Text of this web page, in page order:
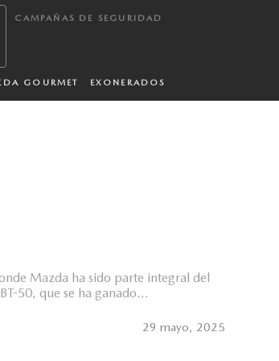
CAMPAÑAS DE SEGURIDAD
GOURMET EXONERADOS
Mazda ha sido parte integral del
50, que se ha ganado...
29 mayo, 2025